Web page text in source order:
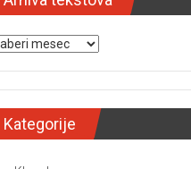
tekstova
Kategorije